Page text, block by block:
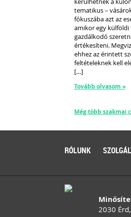
tematikus –
fókuszába azt az
amikor egy külföldi
gazdálkodó
értékesíteni.
ehhez az érintett
feltételeknek kell
[…]
Tovább olvasom »
Még több szakmai
RÓLUNK
2030